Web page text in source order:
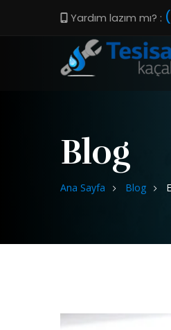
Yardım lazım mı? :
Blog
Ana Sayfa Blog